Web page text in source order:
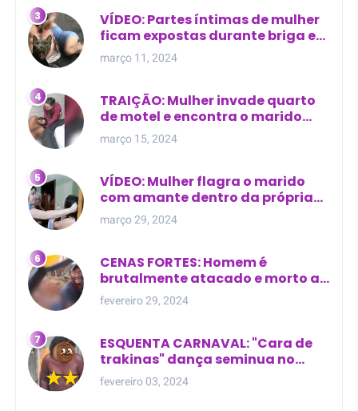
VÍDEO: Partes íntimas de mulher
ficam expostas durante briga em
Manaus
março 11, 2024
TRAIÇÃO: Mulher invade quarto
de motel e encontra o marido
com outra na cama
março 15, 2024
VÍDEO: Mulher flagra o marido
com amante dentro da própria
residência
março 29, 2024
CENAS FORTES: Homem é
brutalmente atacado e morto a
golpes de facão em joão lisboa
fevereiro 29, 2024
ESQUENTA CARNAVAL: "Cara de
trakinas" dança seminua no
meio da rua na Bahia
fevereiro 03, 2024